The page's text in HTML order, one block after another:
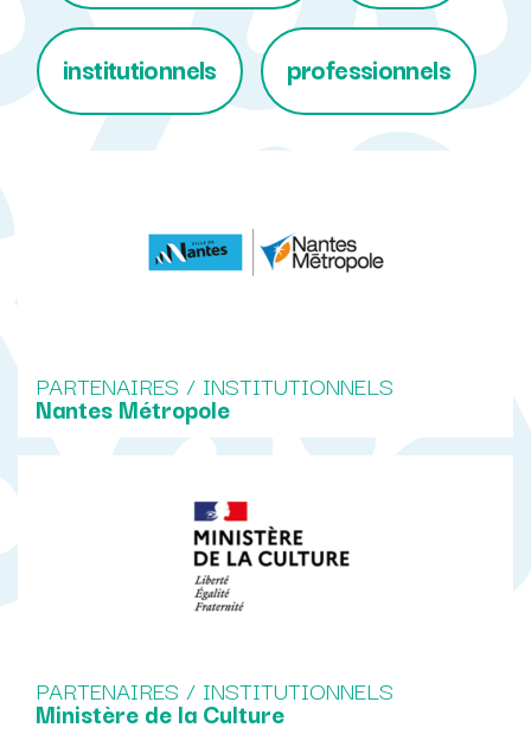
institutionnels professionnels
PARTENAIRES / INSTITUTIONNELS
Nantes Métropole
PARTENAIRES / INSTITUTIONNELS
Ministère de la Culture